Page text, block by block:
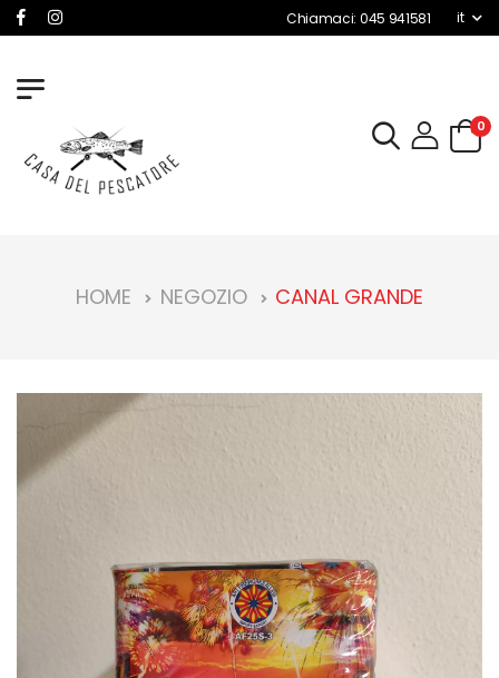
Chiamaci: 045 941581 it
0
HOME NEGOZIO CANAL GRANDE